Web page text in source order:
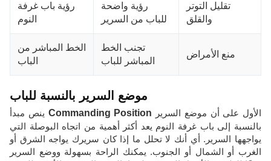
رؤية باب غرفة
النوم
رؤية واضحة
للباب من السرير
تقليل التوتر
والقلق
الخط المباشر من
الباب
تجنب الخط
المباشر للباب
منع الأمراض
موضع السرير بالنسبة للباب
Commanding Position
بالنسبة إلى باب غرفة النوم يعد أكثر أهمية من اتجاه البوصلة التي
يواجهها السرير. أي أنك لا تحلل ما إذا كان سريرك يواجه الشرق أو
الغرب أو الشمال أو الجنوب. يمكنك الراحة بسهولة ووضع السرير